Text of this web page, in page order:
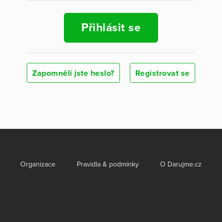
Přihlásit se
Zapomněli jste heslo? Registrovat se
Organizace Pravidla & podmínky O Darujme.cz